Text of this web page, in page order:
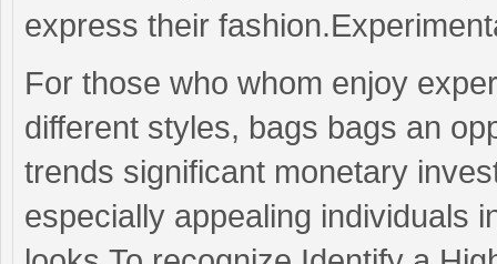
express their
For those who whom enjoy
different styles, bags bags an
trends significant monetary
especially appealing individuals